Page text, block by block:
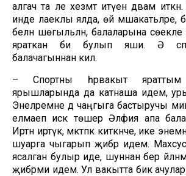
алгач та әле хезмәт итүен дәвам
инде лаеклы ялда, өй мәшакатьләре,
белән шөгыльләнә, балаларына
яраткан әби булып яши. Ә
балачагыннан килә.
– Спортны һәрвакыт
ярышларында да катнаша идем,
Энеләремне дә чаңгыга бастыручы
елмаеп искә төшерә Әлфия апа
Иртән иртүк, мәктәпкә киткәнче, ике
шуарга чыгарып җибәрә идем.
ясалган булыр иде, шуннан бер
җибәрми идем. Ул вакытта бик